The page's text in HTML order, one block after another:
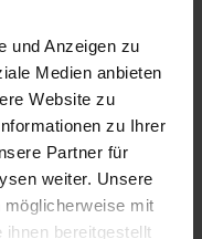
und Anzeigen zu
Medien anbieten
Website zu
zu Ihrer
Partner für
weiter. Unsere
mit
bereitgestellt
Freundlich und
weiß was er tut.